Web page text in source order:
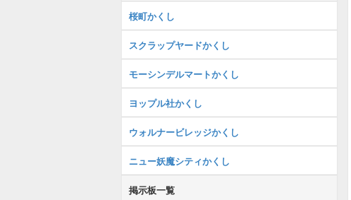
桜町かくし
スクラップヤードかくし
モーシンデルマートかくし
ヨップル社かくし
ウォルナービレッジかくし
ニュー妖魔シティかくし
掲示板一覧